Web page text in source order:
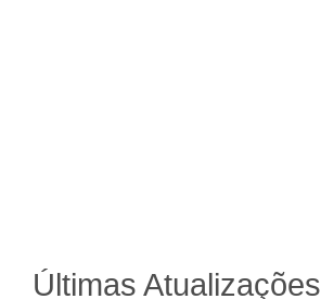
Últimas Atualizações